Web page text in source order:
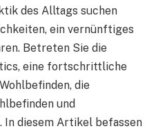
des Alltags suchen
ein vernünftiges
Betreten Sie die
eine fortschrittliche
die
und
diesem Artikel befassen